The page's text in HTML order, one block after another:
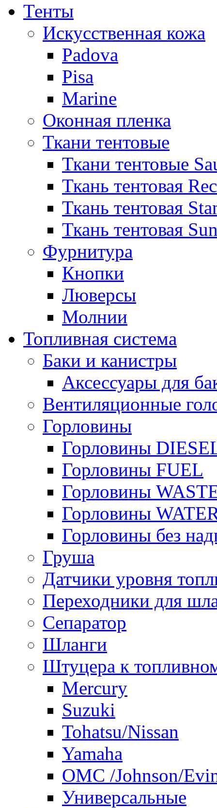
Тенты
Искусственная кожа
Padova
Pisa
Marine
Оконная пленка
Ткани тентовые
Ткани тентовые
Ткань тентовая
Ткань тентовая
Ткань тентовая
Фурнитура
Кнопки
Люверсы
Молнии
Топливная система
Баки и канистры
Аксессуары для
Вентиляционные
Горловины
Горловины
Горловины FUEL
Горловины
Горловины
Горловины без
Груша
Датчики уровня
Переходники для
Сепаратор
Шланги
Штуцера к
Mercury
Suzuki
Tohatsu/Nissan
Yamaha
ОМС /Johnson/
Универсальные